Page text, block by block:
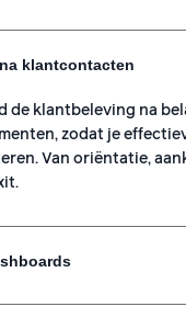
klantcontacten
de klantbeleving na
zodat je
Van oriëntatie,